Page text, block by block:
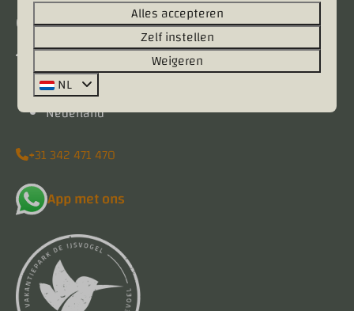
Contact
Kieftveen 18
3781 PP Voorthuizen
Gelderland
Nederland
+31 342 471 470
App met ons
Alles accepteren
Zelf instellen
Weigeren
NL